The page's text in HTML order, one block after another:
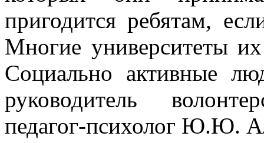
пригодится ребятам,
Многие университеты
Социально активные
руководитель
педагог-психолог Ю.Ю.